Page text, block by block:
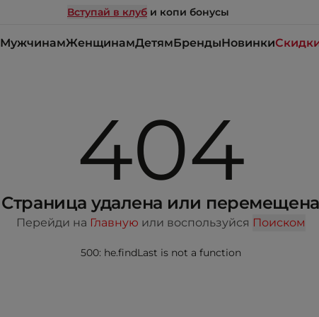
Вступай в клуб и копи бонусы
МужчинамЖенщинамДетямБрендыНовинки
404
Страница удалена или перемещена
Перейди на Главную или воспользуйся Поиском
500: he.findLast is not a function